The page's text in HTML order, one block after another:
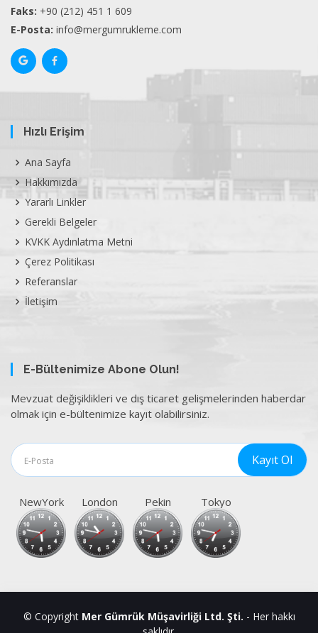
Faks: +90 (212) 451 1 609
E-Posta: info@mergumrukleme.com
Hızlı Erişim
Ana Sayfa
Hakkımızda
Yararlı Linkler
Gerekli Belgeler
KVKK Aydınlatma Metni
Çerez Politikası
Referanslar
İletişim
E-Bültenimize Abone Olun!
Mevzuat değişiklikleri ve dış ticaret gelişmelerinden haberdar
olmak için e-bültenimize kayıt olabilirsiniz.
NewYork London Pekin Tokyo
© Copyright Mer Gümrük Müşavirliği Ltd. Şti. - Her hakkı